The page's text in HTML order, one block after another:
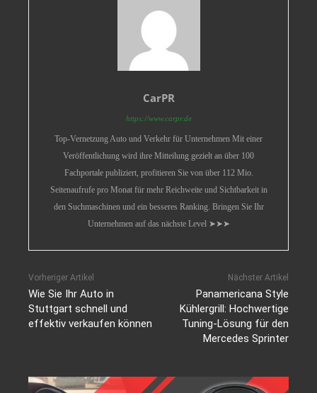
CarPR
https://www.carpr.de
Top-Vernetzung Auto und Verkehr für Unternehmen Mit einer
Veröffentlichung wird ihre Mitteilung gezielt an über 100
Fachportale publiziert, profitieren Sie von über 112 Mio.
Seitenaufrufe pro Monat für mehr Reichweite und Sichtbarkeit in
den Suchmaschinen und ein besseres Ranking. Bringen Sie Ihr
Unternehmen auf das nächste Level ➤➤➤
Vorheriger Artikel
Wie Sie Ihr Auto in
Stuttgart schnell und
effektiv verkaufen können
Nächster Artikel
Panamericana Style
Kühlergrill: Hochwertige
Tuning-Lösung für den
Mercedes Sprinter